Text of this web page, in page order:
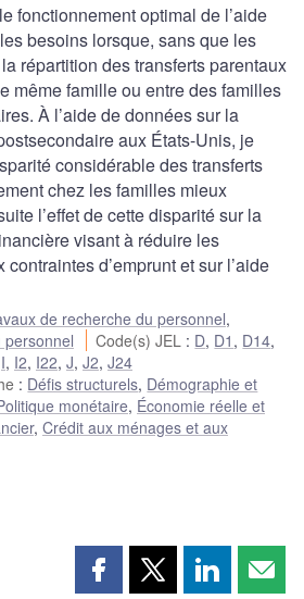
fonctionnement optimal de l’aide
besoins lorsque, sans que les
répartition des transferts parentaux
même famille ou entre des familles
À l’aide de données sur la
aux États-Unis, je
considérable des transferts
chez les familles mieux
l’effet de cette disparité sur la
visant à réduire les
d’emprunt et sur l’aide
de recherche du personnel,
personnel
Code(s) JEL : D, D1 , D14,
I, I2, I22, J, J2, J24
: Défis structurels, Démographie et
monétaire, Économie réelle et
, Crédit aux ménages et aux
PartagerPartagerPartager